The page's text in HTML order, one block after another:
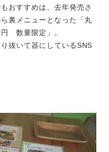
おすすめは、去年発売さ
裏メニューとなった「丸
数量限定」。
抜いて器にしているSNS